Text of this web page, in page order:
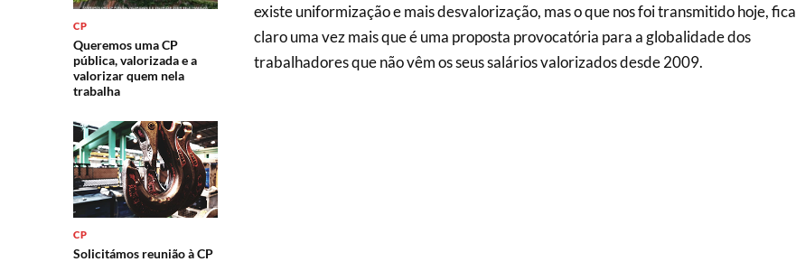
CP
Queremos uma CP
pública, valorizada e a
valorizar quem nela
trabalha
CP
Solicitámos reunião à CP
existe uniformização e mais desvalorização, mas o que nos foi transmitido hoje, fica
claro uma vez mais que é uma proposta provocatória para a globalidade dos
trabalhadores que não vêm os seus salários valorizados desde 2009.